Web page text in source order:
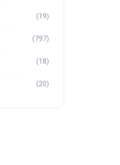
(19)
(797)
(18)
(20)